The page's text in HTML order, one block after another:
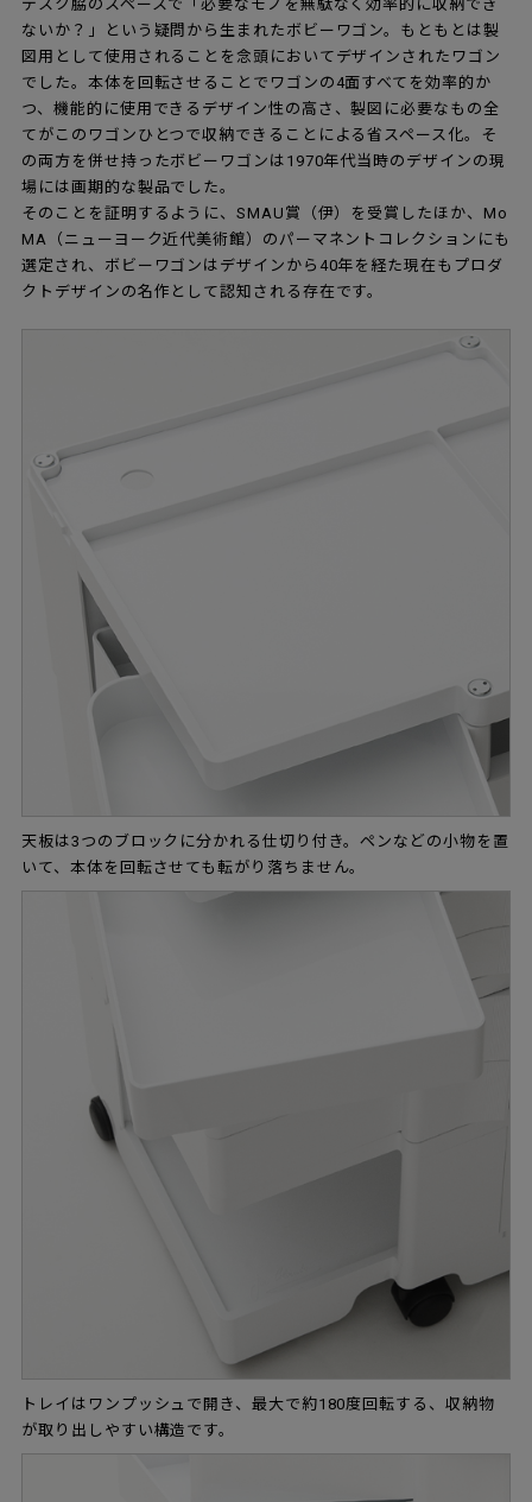
デスク脇のスペースで「必要なモノを無駄なく効率的に収納でき
ないか？」という疑問から生まれたボビーワゴン。もともとは製
図用として使用されることを念頭においてデザインされたワゴン
でした。本体を回転させることでワゴンの4面すべてを効率的か
つ、機能的に使用できるデザイン性の高さ、製図に必要なもの全
てがこのワゴンひとつで収納できることによる省スペース化。そ
の両方を併せ持ったボビーワゴンは1970年代当時のデザインの現
場には画期的な製品でした。
そのことを証明するように、SMAU賞（伊）を受賞したほか、Mo
MA（ニューヨーク近代美術館）のパーマネントコレクションにも
選定され、ボビーワゴンはデザインから40年を経た現在もプロダ
クトデザインの名作として認知される存在です。
天板は3つのブロックに分かれる仕切り付き。ペンなどの小物を置
いて、本体を回転させても転がり落ちません。
トレイはワンプッシュで開き、最大で約180度回転する、収納物
が取り出しやすい構造です。